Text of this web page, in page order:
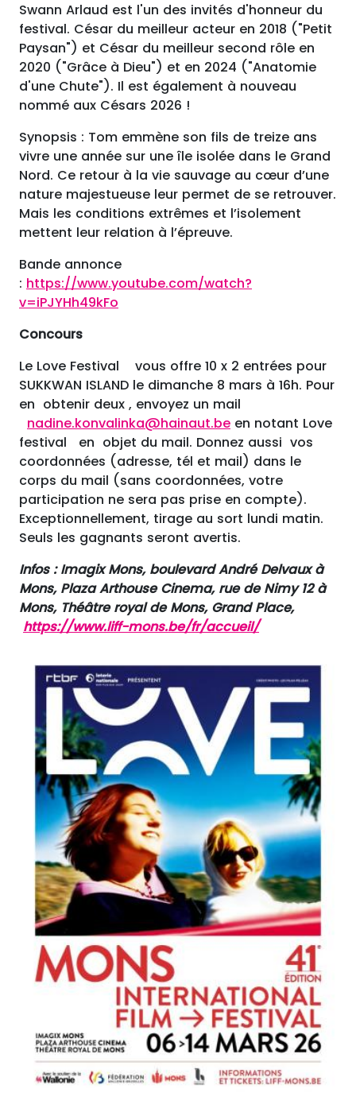
Swann Arlaud est l'un des invités d'honneur du
festival. César du meilleur acteur en 2018 ("Petit
Paysan") et César du meilleur second rôle en
2020 ("Grâce à Dieu") et en 2024 ("Anatomie
d'une Chute"). Il est également à nouveau
nommé aux Césars 2026 !
Synopsis : Tom emmène son fils de treize ans
vivre une année sur une île isolée dans le Grand
Nord. Ce retour à la vie sauvage au cœur d’une
nature majestueuse leur permet de se retrouver.
Mais les conditions extrêmes et l’isolement
mettent leur relation à l’épreuve.
Bande annonce
: https://www.youtube.com/watch?
v=iPJYHh49kFo
Concours
Le Love Festival vous offre 10 x 2 entrées pour
SUKKWAN ISLAND le dimanche 8 mars à 16h. Pour
en obtenir deux , envoyez un mail
nadine.konvalinka@hainaut.be en notant Love
festival en objet du mail. Donnez aussi vos
coordonnées (adresse, tél et mail) dans le
corps du mail (sans coordonnées, votre
participation ne sera pas prise en compte).
Exceptionnellement, tirage au sort lundi matin.
Seuls les gagnants seront avertis.
Infos : Imagix Mons, boulevard André Delvaux à
Mons, Plaza Arthouse Cinema, rue de Nimy 12 à
Mons, Théâtre royal de Mons, Grand Place,
https://www.liff-mons.be/fr/accueil/